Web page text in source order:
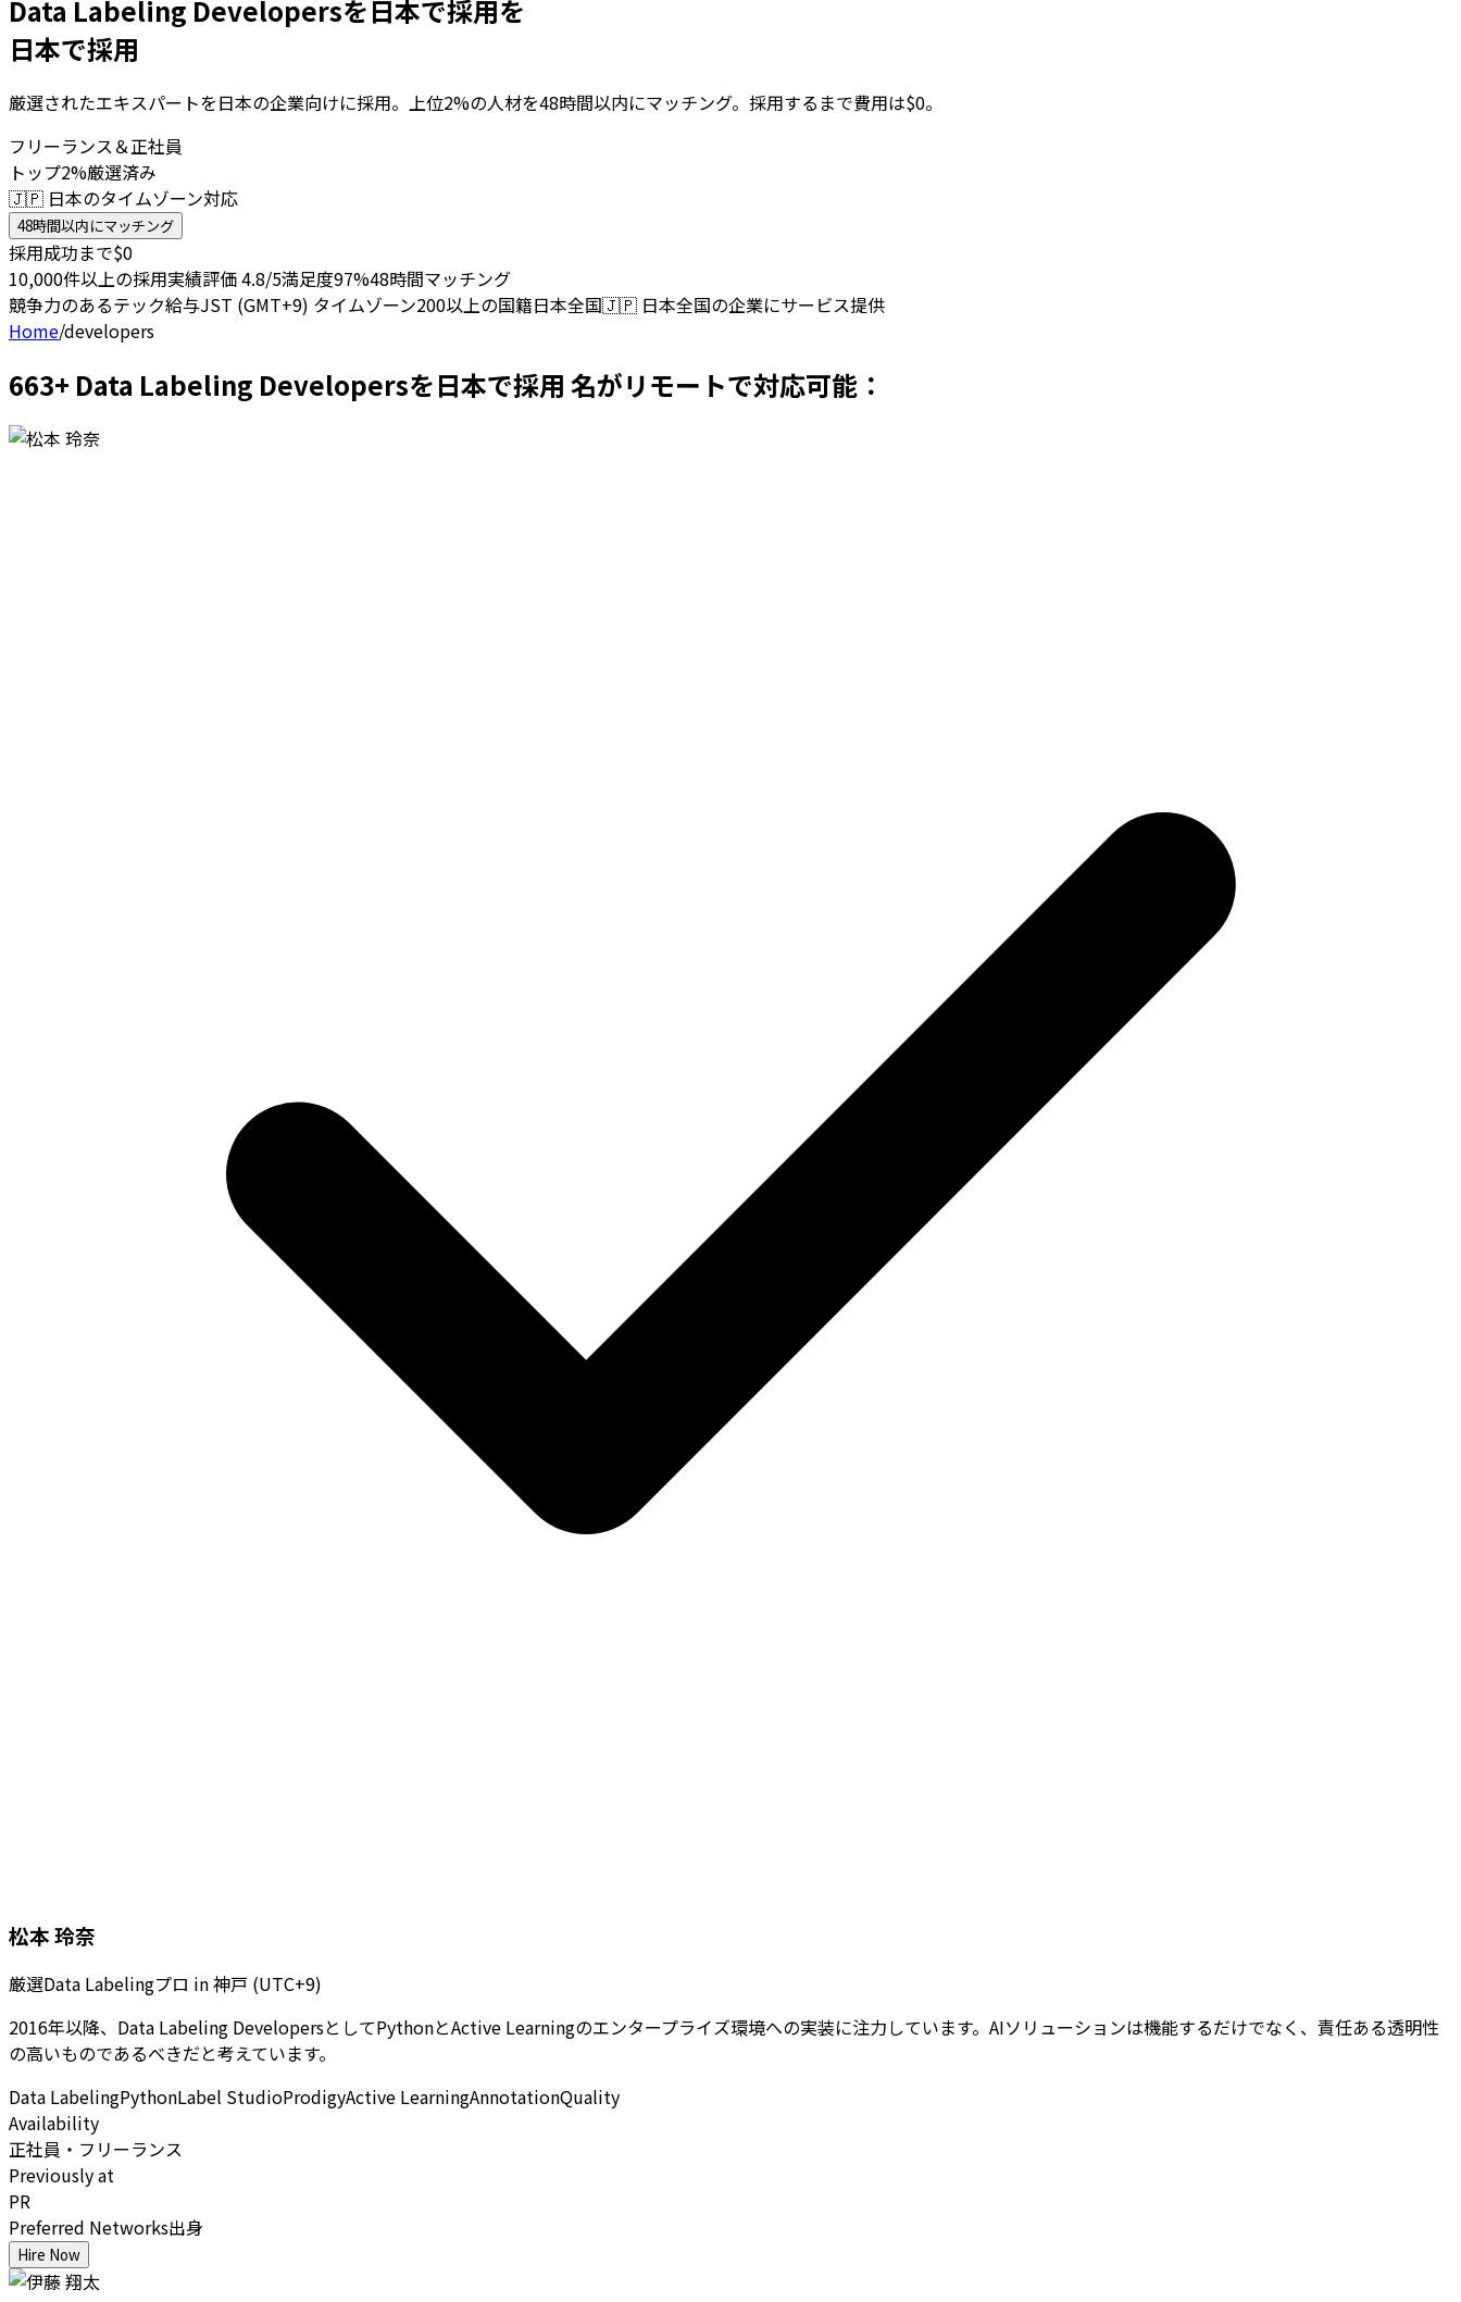
Data Labeling Developersを日本で採用を
日本で採用
厳選されたエキスパートを日本の企業向けに採用。上位2%の人材を48時間以内にマッチング。採用するまで費用は$0。
フリーランス＆正社員
トップ2%厳選済み
🇯🇵 日本のタイムゾーン対応
48時間以内にマッチング
採用成功まで$0
10,000件以上の採用実績評価 4.8/5満足度97%48時間マッチング
競争力のあるテック給与JST (GMT+9) タイムゾーン200以上の国籍日本全国🇯🇵 日本全国の企業にサービス提供
Home/developers
663+ Data Labeling Developersを日本で採用 名がリモートで対応可能：
松本 玲奈
厳選Data Labelingプロ in神戸 (UTC+9)
2016年以降、Data Labeling DevelopersとしてPythonとActive Learningのエンタープライズ環境への実装に注力しています。AIソリューションは機能するだけでなく、責任ある透明性
の高いものであるべきだと考えています。
Data LabelingPythonLabel StudioProdigyActive LearningAnnotationQuality
Availability
正社員・フリーランス
Previously at
PR
Preferred Networks出身
Hire Now